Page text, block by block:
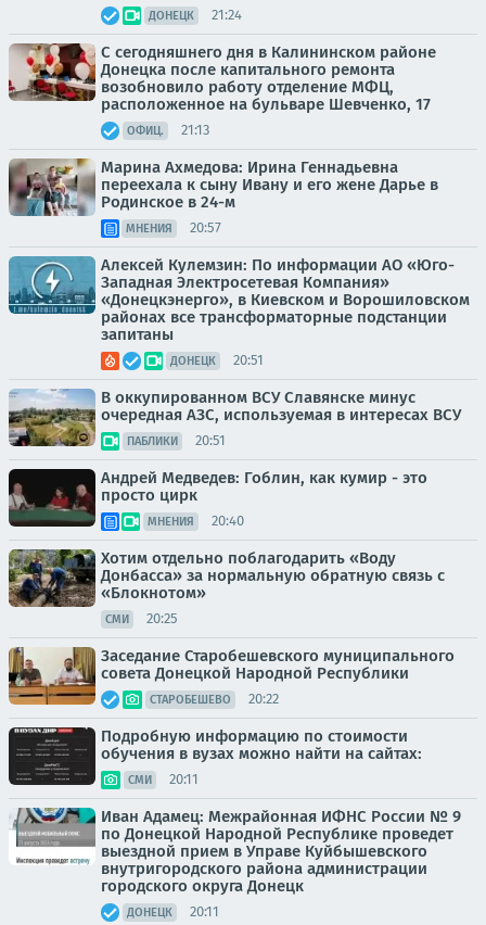
ДОНЕЦК 21:24
С сегодняшнего дня в Калининском районе
Донецка после капитального ремонта
возобновило работу отделение МФЦ,
расположенное на бульваре Шевченко, 17
ОФИЦ. 21:13
Марина Ахмедова: Ирина Геннадьевна
переехала к сыну Ивану и его жене Дарье в
Родинское в 24-м
МНЕНИЯ 20:57
Алексей Кулемзин: По информации АО «Юго-
Западная Электросетевая Компания»
«Донецкэнерго», в Киевском и Ворошиловском
районах все трансформаторные подстанции
запитаны
ДОНЕЦК 20:51
В оккупированном ВСУ Славянске минус
очередная АЗС, используемая в интересах ВСУ
ПАБЛИКИ 20:51
Андрей Медведев: Гоблин, как кумир - это
просто цирк
МНЕНИЯ 20:40
Хотим отдельно поблагодарить «Воду
Донбасса» за нормальную обратную связь с
«Блокнотом»
СМИ 20:25
Заседание Старобешевского муниципального
совета Донецкой Народной Республики
СТАРОБЕШЕВО 20:22
Подробную информацию по стоимости
обучения в вузах можно найти на сайтах:
СМИ 20:11
Иван Адамец: Межрайонная ИФНС России № 9
по Донецкой Народной Республике проведет
выездной прием в Управе Куйбышевского
внутригородского района администрации
городского округа Донецк
ДОНЕЦК 20:11